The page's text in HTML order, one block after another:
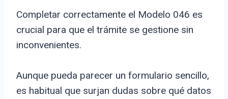
Completar correctamente el Modelo 046 es
crucial para que el trámite se gestione sin
inconvenientes.
Aunque pueda parecer un formulario sencillo,
es habitual que surjan dudas sobre qué datos